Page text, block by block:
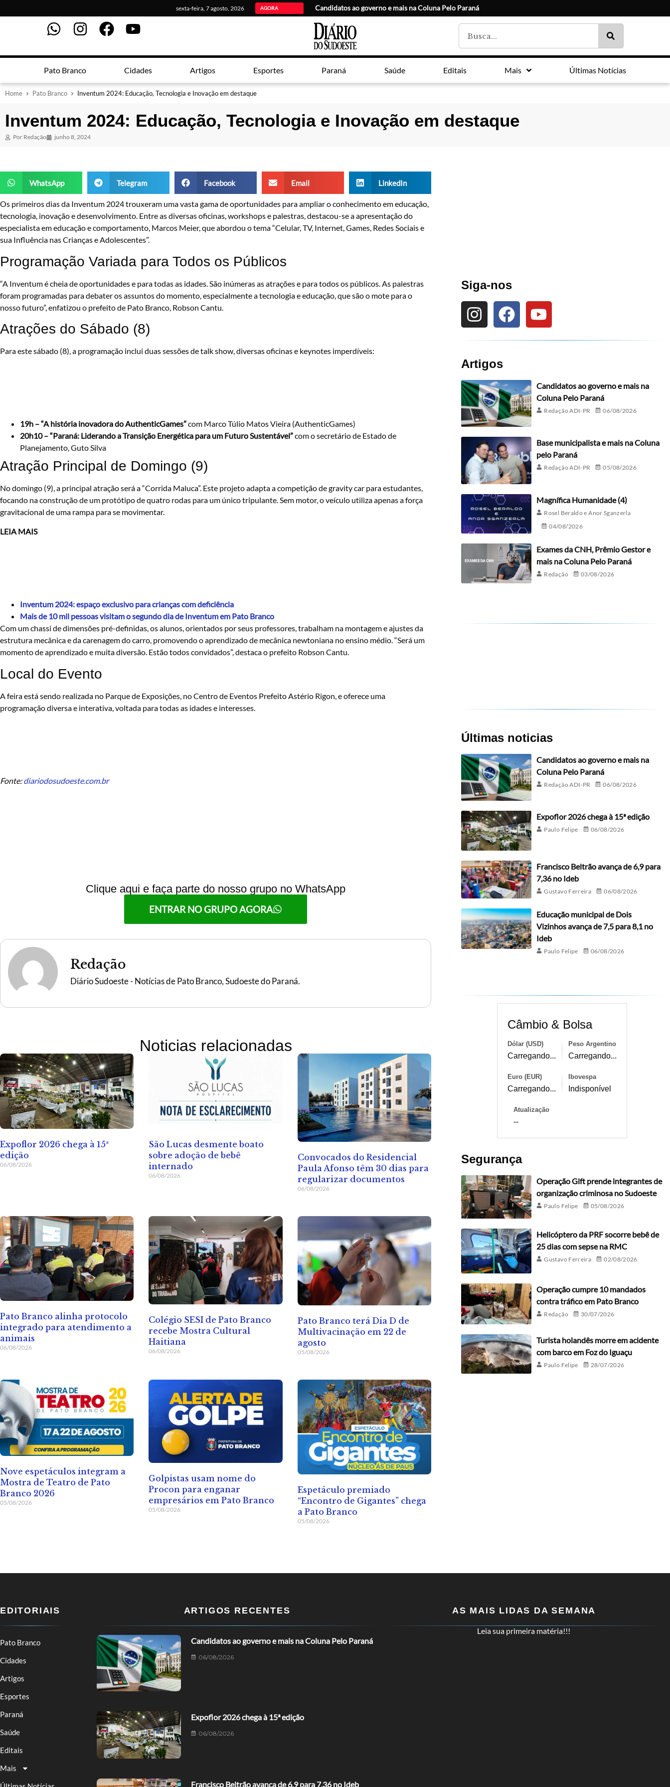
sexta-feira, 7 agosto, 2026 AGORA Candidatos ao governo e mais na Coluna Pelo Paraná
Pato Branco Cidades Artigos Esportes Paraná Saúde Editais Mais Últimas Notícias
Home Pato Branco Inventum 2024: Educação, Tecnologia e Inovação em destaque
Inventum 2024: Educação, Tecnologia e Inovação em destaque
Por Redação junho 8, 2024
WhatsApp Telegram Facebook Email LinkedIn
Os primeiros dias da Inventum 2024 trouxeram uma vasta gama de oportunidades para ampliar o conhecimento em educação,
tecnologia, inovação e desenvolvimento. Entre as diversas oficinas, workshops e palestras, destacou-se a apresentação do
especialista em educação e comportamento, Marcos Meier, que abordou o tema “Celular, TV, Internet, Games, Redes Sociais e
sua Influência nas Crianças e Adolescentes”.
Programação Variada para Todos os Públicos
“A Inventum é cheia de oportunidades e para todas as idades. São inúmeras as atrações e para todos os públicos. As palestras
foram programadas para debater os assuntos do momento, especialmente a tecnologia e educação, que são o mote para o
nosso futuro”, enfatizou o prefeito de Pato Branco, Robson Cantu.
Atrações do Sábado (8)
Para este sábado (8), a programação inclui duas sessões de talk show, diversas oficinas e keynotes imperdíveis:
19h – “A história inovadora do AuthenticGames”com Marco Túlio Matos Vieira (AuthenticGames)
20h10 – “Paraná: Liderando a Transição Energética para um Futuro Sustentável”com o secretário de Estado de
Planejamento, Guto Silva
Atração Principal de Domingo (9)
No domingo (9), a principal atração será a “Corrida Maluca”. Este projeto adapta a competição de gravity car para estudantes,
focando na construção de um protótipo de quatro rodas para um único tripulante. Sem motor, o veículo utiliza apenas a força
gravitacional de uma rampa para se movimentar.
LEIA MAIS
Inventum 2024: espaço exclusivo para crianças com deficiência
Mais de 10 mil pessoas visitam o segundo dia de Inventum em Pato Branco
Com um chassi de dimensões pré-definidas, os alunos, orientados por seus professores, trabalham na montagem e ajustes da
estrutura mecânica e da carenagem do carro, promovendo o aprendizado de mecânica newtoniana no ensino médio. “Será um
momento de aprendizado e muita diversão. Estão todos convidados”, destaca o prefeito Robson Cantu.
Local do Evento
A feira está sendo realizada no Parque de Exposições, no Centro de Eventos Prefeito Astério Rigon, e oferece uma
programação diversa e interativa, voltada para todas as idades e interesses.
Fonte:diariodosudoeste.com.br
Clique aqui e faça parte do nosso grupo no WhatsApp
ENTRAR NO GRUPO AGORA
Redação
Diário Sudoeste - Notícias de Pato Branco, Sudoeste do Paraná.
Noticias relacionadas
Expoflor 2026 chega à 15ª
edição
06/08/2026
São Lucas desmente boato
sobre adoção de bebê
internado
06/08/2026
Convocados do Residencial
Paula Afonso têm 30 dias para
regularizar documentos
06/08/2026
Pato Branco alinha protocolo
integrado para atendimento a
animais
06/08/2026
Colégio SESI de Pato Branco
recebe Mostra Cultural
Haitiana
06/08/2026
Pato Branco terá Dia D de
Multivacinação em 22 de
agosto
05/08/2026
Nove espetáculos integram a
Mostra de Teatro de Pato
Branco 2026
05/08/2026
Golpistas usam nome do
Procon para enganar
empresários em Pato Branco
05/08/2026
Espetáculo premiado
“Encontro de Gigantes” chega
a Pato Branco
05/08/2026
Siga-nos
Artigos
Candidatos ao governo e mais na
Coluna Pelo Paraná
Redação ADI-PR 06/08/2026
Base municipalista e mais na Coluna
pelo Paraná
Redação ADI-PR 05/08/2026
Magnífica Humanidade (4)
Rosel Beraldo e Anor Sganzerla
04/08/2026
Exames da CNH, Prêmio Gestor e
mais na Coluna Pelo Paraná
Redação 03/08/2026
Últimas noticias
Candidatos ao governo e mais na
Coluna Pelo Paraná
Redação ADI-PR 06/08/2026
Expoflor 2026 chega à 15ª edição
Paulo Felipe 06/08/2026
Francisco Beltrão avança de 6,9 para
7,36 no Ideb
Gustavo Ferreira 06/08/2026
Educação municipal de Dois
Vizinhos avança de 7,5 para 8,1 no
Ideb
Paulo Felipe 06/08/2026
Câmbio & Bolsa
Dólar (USD)
Carregando...
Peso Argentino
Carregando...
Euro (EUR)
Carregando...
Ibovespa
Indisponível
Atualização
--
Segurança
Operação Gift prende integrantes de
organização criminosa no Sudoeste
Paulo Felipe 05/08/2026
Helicóptero da PRF socorre bebê de
25 dias com sepse na RMC
Gustavo Ferreira 02/08/2026
Operação cumpre 10 mandados
contra tráfico em Pato Branco
Redação 30/07/2026
Turista holandês morre em acidente
com barco em Foz do Iguaçu
Paulo Felipe 28/07/2026
EDITORIAIS
Pato Branco
Cidades
Artigos
Esportes
Paraná
Saúde
Editais
Mais
ARTIGOS RECENTES
Candidatos ao governo e mais na Coluna Pelo Paraná
06/08/2026
Expoflor 2026 chega à 15ª edição
06/08/2026
Francisco Beltrão avança de 6,9 para 7,36 no Ideb
AS MAIS LIDAS DA SEMANA
Leia sua primeira matéria!!!